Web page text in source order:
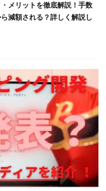
メリットを徹底解説！手数
減額される？詳しく解説し